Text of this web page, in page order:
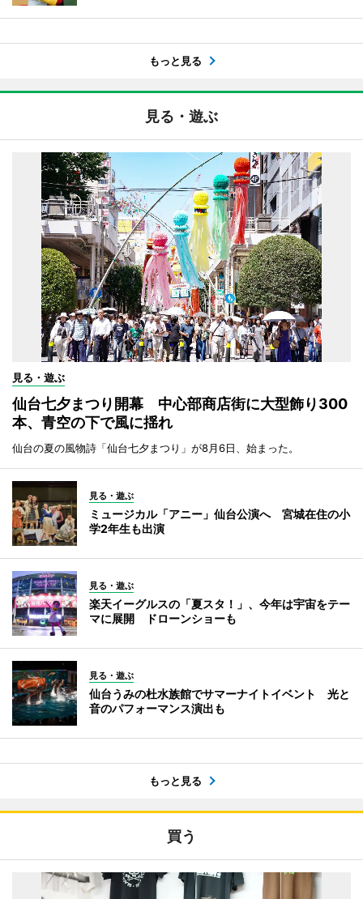
もっと見る
見る・遊ぶ
見る・遊ぶ
仙台七夕まつり開幕 中心部商店街に大型飾り300
本、青空の下で風に揺れ
仙台の夏の風物詩「仙台七夕まつり」が8月6日、始まった。
見る・遊ぶ
ミュージカル「アニー」仙台公演へ 宮城在住の小
学2年生も出演
見る・遊ぶ
楽天イーグルスの「夏スタ！」、今年は宇宙をテー
マに展開 ドローンショーも
見る・遊ぶ
仙台うみの杜水族館でサマーナイトイベント 光と
音のパフォーマンス演出も
もっと見る
買う